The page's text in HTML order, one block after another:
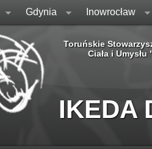
Gdynia Inowrocław
Toruńskie
Ciała i Umysłu
IKEDA